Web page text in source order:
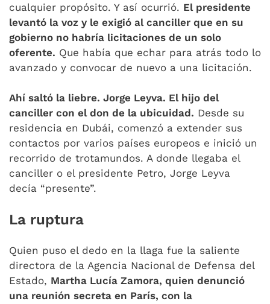
cualquier propósito. Y así ocurrió. El presidente
levantó la voz y le exigió al canciller que en su
gobierno no habría licitaciones de un solo
oferente. Que había que echar para atrás todo lo
avanzado y convocar de nuevo a una licitación.
Ahí saltó la liebre. Jorge Leyva. El hijo del
canciller con el don de la ubicuidad. Desde su
residencia en Dubái, comenzó a extender sus
contactos por varios países europeos e inició un
recorrido de trotamundos. A donde llegaba el
canciller o el presidente Petro, Jorge Leyva
decía “presente”.
La ruptura
Quien puso el dedo en la llaga fue la saliente
directora de la Agencia Nacional de Defensa del
Estado, Martha Lucía Zamora, quien denunció
una reunión secreta en París, con la